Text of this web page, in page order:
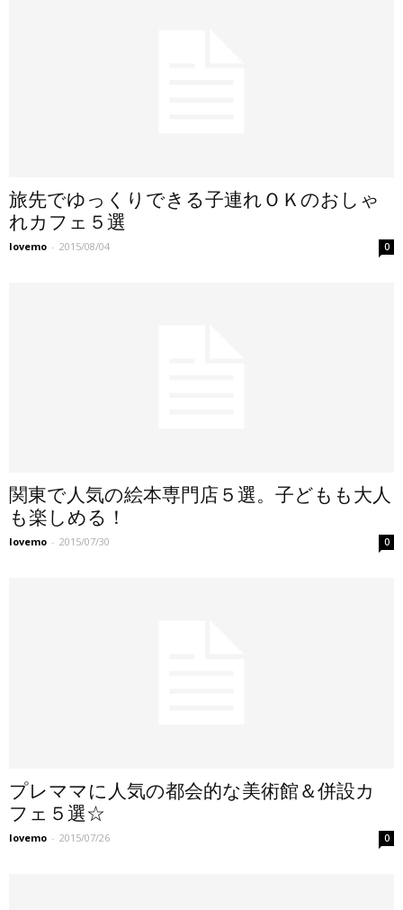
旅先でゆっくりできる子連れＯＫのおしゃ
れカフェ５選
lovemo - 2015/08/04 0
関東で人気の絵本専門店５選。子どもも大人
も楽しめる！
lovemo - 2015/07/30 0
プレママに人気の都会的な美術館＆併設カ
フェ５選☆
lovemo - 2015/07/26 0